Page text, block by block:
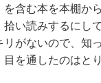
を含む本を本棚か
拾い読みするにし
リがないので、知
目を通したのはと